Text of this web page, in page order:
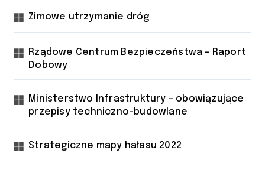
Zimowe utrzymanie dróg
Rządowe Centrum Bezpieczeństwa - Raport
Dobowy
Ministerstwo Infrastruktury - obowiązujące
przepisy techniczno-budowlane
Strategiczne mapy hałasu 2022